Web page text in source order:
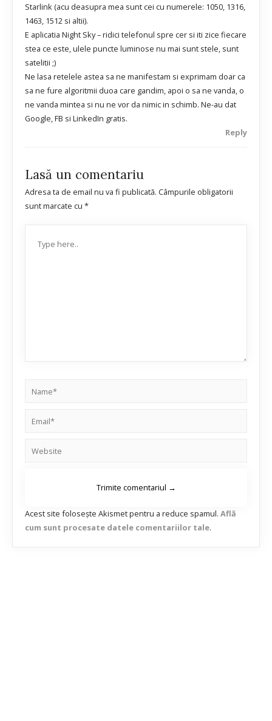
Starlink (acu deasupra mea sunt cei cu numerele: 1050, 1316,
1463, 1512 si altii).
E aplicatia Night Sky – ridici telefonul spre cer si iti zice fiecare
stea ce este, ulele puncte luminose nu mai sunt stele, sunt
satelitii ;)
Ne lasa retelele astea sa ne manifestam si exprimam doar ca
sa ne fure algoritmii duoa care gandim, apoi o sa ne vanda, o
ne vanda mintea si nu ne vor da nimic in schimb. Ne-au dat
Google, FB si LinkedIn gratis.
Reply
Lasă un comentariu
Adresa ta de email nu va fi publicată. Câmpurile obligatorii
sunt marcate cu *
Acest site folosește Akismet pentru a reduce spamul. Află
cum sunt procesate datele comentariilor tale.